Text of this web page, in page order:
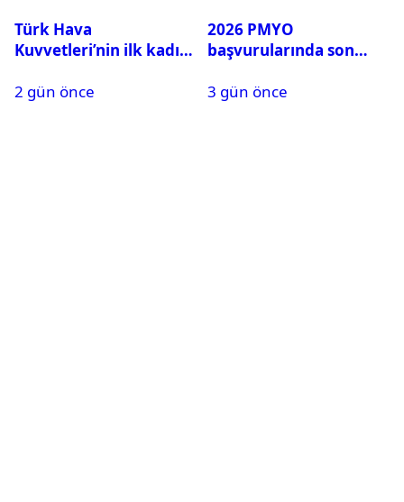
Türk Hava
Kuvvetleri’nin ilk kadın
Karapınar hakkında
2 gün önce
2026 PMYO
başvurularında son
3 gün önce